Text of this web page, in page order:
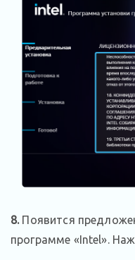
8.Появится
программе «Intel».